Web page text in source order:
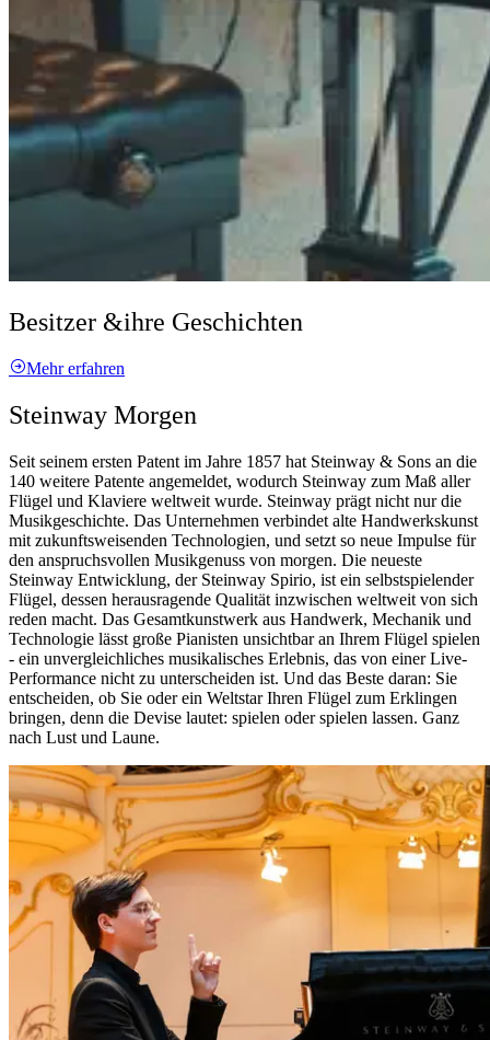
Besitzer &ihre Geschichten
Mehr erfahren
Steinway Morgen
Seit seinem ersten Patent im Jahre 1857 hat Steinway ⁠&⁠ Sons an die
140 weitere Patente angemeldet, wodurch Steinway zum Maß aller
Flügel und Klaviere weltweit wurde. Steinway prägt nicht nur die
Musikgeschichte. Das Unternehmen verbindet alte Handwerkskunst
mit zukunftsweisenden Technologien, und setzt so neue Impulse für
den anspruchsvollen Musikgenuss von morgen. Die neueste
Steinway Entwicklung, der Steinway Spirio, ist ein selbstspielender
Flügel, dessen herausragende Qualität inzwischen weltweit von sich
reden macht. Das Gesamtkunstwerk aus Handwerk, Mechanik und
Technologie lässt große Pianisten unsichtbar an Ihrem Flügel spielen
- ein unvergleichliches musikalisches Erlebnis, das von einer Live-
Performance nicht zu unterscheiden ist. Und das Beste daran: Sie
entscheiden, ob Sie oder ein Weltstar Ihren Flügel zum Erklingen
bringen, denn die Devise lautet: spielen oder spielen lassen. Ganz
nach Lust und Laune.